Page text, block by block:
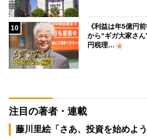
10
《利益は年5億円
から“ギガ大家さ
円税理…
注目の著者・連載
藤川里絵「さあ、投資を始めよう